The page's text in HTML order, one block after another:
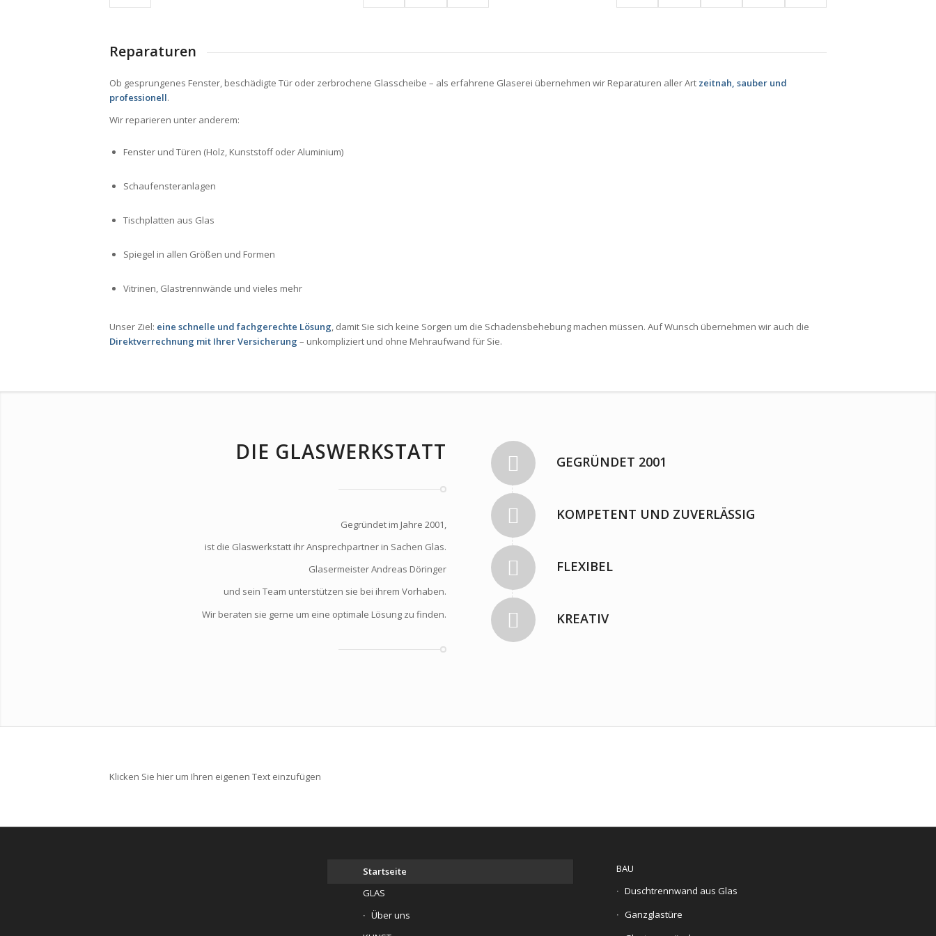
Reparaturen
Ob gesprungenes Fenster, beschädigte Tür oder zerbrochene Glasscheibe – als erfahrene Glaserei übernehmen wir Reparaturen aller Art zeitnah, sauber und
professionell.
Wir reparieren unter anderem:
Fenster und Türen (Holz, Kunststoff oder Aluminium)
Schaufensteranlagen
Tischplatten aus Glas
Spiegel in allen Größen und Formen
Vitrinen, Glastrennwände und vieles mehr
Unser Ziel: eine schnelle und fachgerechte Lösung, damit Sie sich keine Sorgen um die Schadensbehebung machen müssen. Auf Wunsch übernehmen wir auch die
Direktverrechnung mit Ihrer Versicherung – unkompliziert und ohne Mehraufwand für Sie.
DIE GLASWERKSTATT
Gegründet im Jahre 2001,
ist die Glaswerkstatt ihr Ansprechpartner in Sachen Glas.
Glasermeister Andreas Döringer
und sein Team unterstützen sie bei ihrem Vorhaben.
Wir beraten sie gerne um eine optimale Lösung zu finden.
GEGRÜNDET 2001
KOMPETENT UND ZUVERLÄSSIG
FLEXIBEL
KREATIV
Klicken Sie hier um Ihren eigenen Text einzufügen
Startseite
GLAS
Über uns
BAU
Duschtrennwand aus Glas
Ganzglastüre